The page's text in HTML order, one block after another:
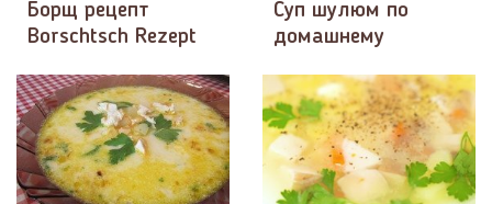
Борщ рецепт
Borschtsch Rezept
Суп шулюм по
домашнему